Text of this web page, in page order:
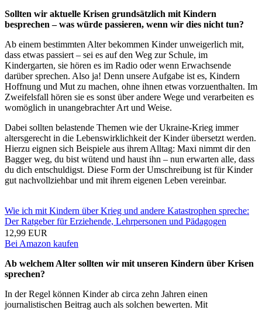
Sollten wir aktuelle Krisen grundsätzlich mit Kindern
besprechen – was würde passieren, wenn wir dies nicht tun?
Ab einem bestimmten Alter bekommen Kinder unweigerlich mit,
dass etwas passiert – sei es auf den Weg zur Schule, im
Kindergarten, sie hören es im Radio oder wenn Erwachsende
darüber sprechen. Also ja! Denn unsere Aufgabe ist es, Kindern
Hoffnung und Mut zu machen, ohne ihnen etwas vorzuenthalten. Im
Zweifelsfall hören sie es sonst über andere Wege und verarbeiten es
womöglich in unangebrachter Art und Weise.
Dabei sollten belastende Themen wie der Ukraine-Krieg immer
altersgerecht in die Lebenswirklichkeit der Kinder übersetzt werden.
Hierzu eignen sich Beispiele aus ihrem Alltag: Maxi nimmt dir den
Bagger weg, du bist wütend und haust ihn – nun erwarten alle, dass
du dich entschuldigst. Diese Form der Umschreibung ist für Kinder
gut nachvollziehbar und mit ihrem eigenen Leben vereinbar.
Wie ich mit Kindern über Krieg und andere Katastrophen spreche:
Der Ratgeber für Erziehende, Lehrpersonen und Pädagogen
12,99 EUR
Bei Amazon kaufen
Ab welchem Alter sollten wir mit unseren Kindern über Krisen
sprechen?
In der Regel können Kinder ab circa zehn Jahren einen
journalistischen Beitrag auch als solchen bewerten. Mit